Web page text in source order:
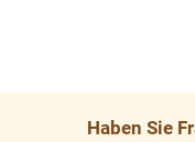
Haben Sie